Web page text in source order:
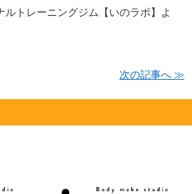
ルトレーニングジム【いのラボ】よ
次の記事へ ≫